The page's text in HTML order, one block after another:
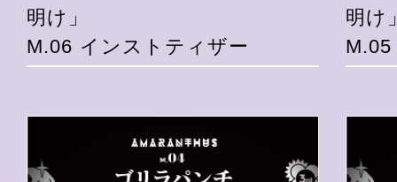
明け」
M.06 インストティザー
明け